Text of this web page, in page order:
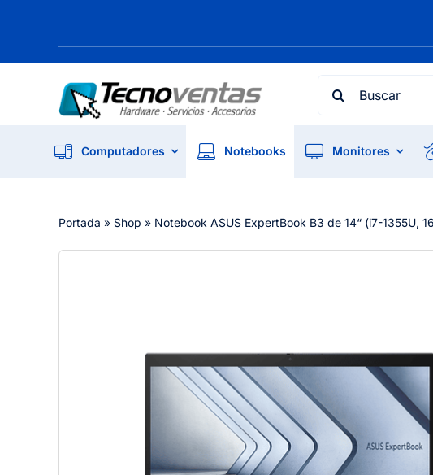
Search
Computadores Notebooks Monitores
Portada » Shop » Notebook ASUS ExpertBook B3 de 14“ (i7-1355U,